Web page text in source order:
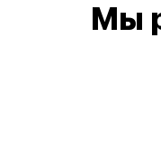
Мы